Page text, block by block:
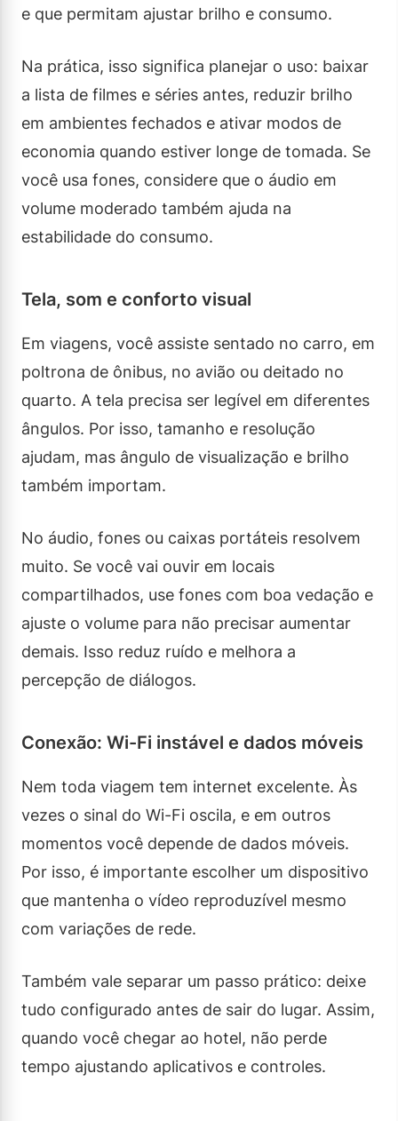
e que permitam ajustar brilho e consumo.
Na prática, isso significa planejar o uso: baixar
a lista de filmes e séries antes, reduzir brilho
em ambientes fechados e ativar modos de
economia quando estiver longe de tomada. Se
você usa fones, considere que o áudio em
volume moderado também ajuda na
estabilidade do consumo.
Tela, som e conforto visual
Em viagens, você assiste sentado no carro, em
poltrona de ônibus, no avião ou deitado no
quarto. A tela precisa ser legível em diferentes
ângulos. Por isso, tamanho e resolução
ajudam, mas ângulo de visualização e brilho
também importam.
No áudio, fones ou caixas portáteis resolvem
muito. Se você vai ouvir em locais
compartilhados, use fones com boa vedação e
ajuste o volume para não precisar aumentar
demais. Isso reduz ruído e melhora a
percepção de diálogos.
Conexão: Wi-Fi instável e dados móveis
Nem toda viagem tem internet excelente. Às
vezes o sinal do Wi-Fi oscila, e em outros
momentos você depende de dados móveis.
Por isso, é importante escolher um dispositivo
que mantenha o vídeo reproduzível mesmo
com variações de rede.
Também vale separar um passo prático: deixe
tudo configurado antes de sair do lugar. Assim,
quando você chegar ao hotel, não perde
tempo ajustando aplicativos e controles.